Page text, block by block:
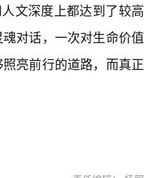
文深度上都达到了较高
对话，一次对生命价值
亮前行的道路，而真正